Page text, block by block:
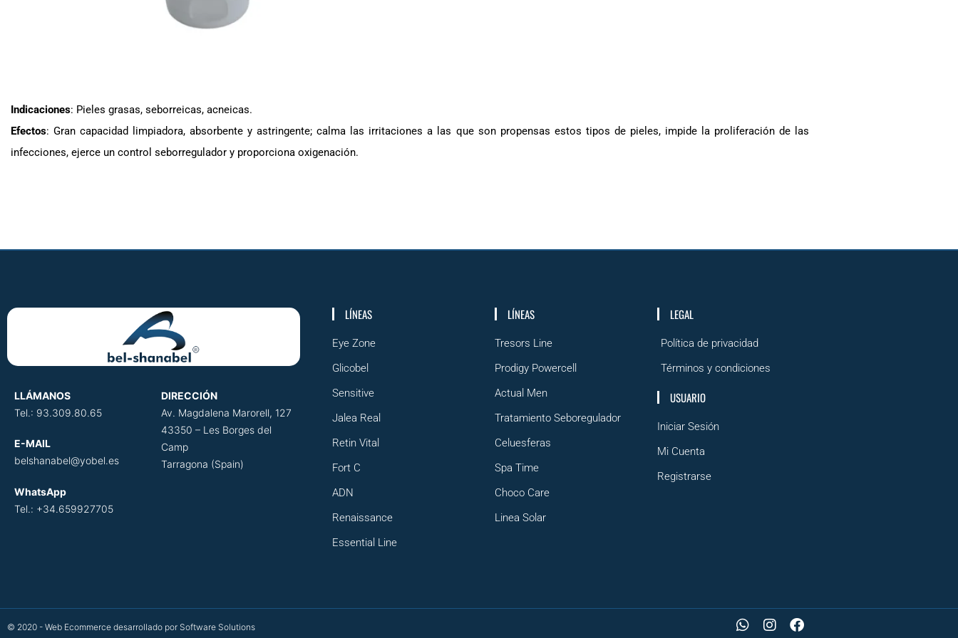
Indicaciones: Pieles grasas, seborreicas, acneicas.
Efectos: Gran capacidad limpiadora, absorbente y astringente; calma las irritaciones a las que son propensas estos tipos de pieles, impide la proliferación de las
infecciones, ejerce un control seborregulador y proporciona oxigenación.
LLÁMANOS
Tel.: 93.309.80.65
E-MAIL
belshanabel@yobel.es
WhatsApp
Tel.: +34.659927705
DIRECCIÓN​
Av. Magdalena Marorell, 127
43350 – Les Borges del
Camp
Tarragona (Spain)
LÍNEAS
Eye Zone
Glicobel
Sensitive
Jalea Real
Retin Vital
Fort C
ADN
Renaissance
Essential Line
LÍNEAS
Tresors Line
Prodigy Powercell
Actual Men
Tratamiento Seboregulador
Celuesferas
Spa Time
Choco Care
Linea Solar
LEGAL
Política de privacidad
Términos y condiciones
USUARIO
Iniciar Sesión
Mi Cuenta
Registrarse
© 2020 - Web Ecommerce desarrollado por Software Solutions​
W
I
F